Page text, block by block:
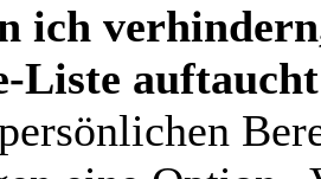
ich
Liste